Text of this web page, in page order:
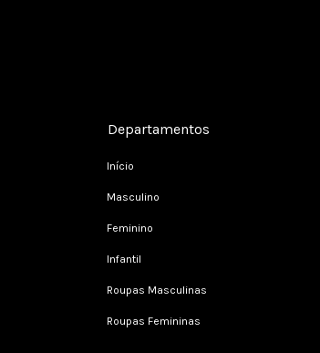
Departamentos
Início
Masculino
Feminino
Infantil
Roupas Masculinas
Roupas Femininas